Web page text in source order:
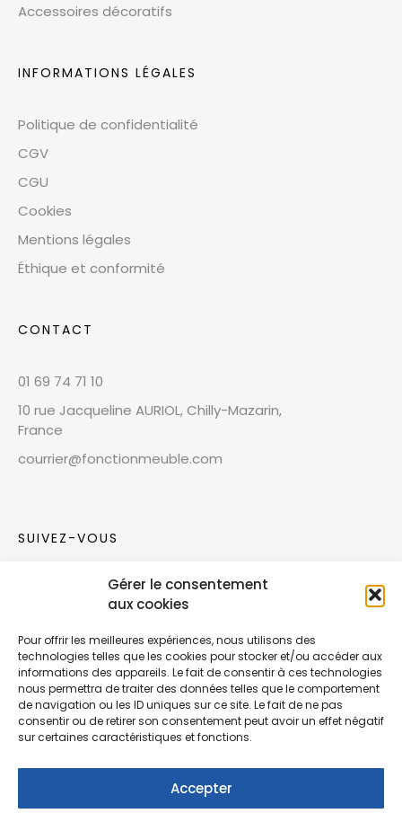
Gérer le consentement
aux cookies
Pour offrir les meilleures expériences, nous utilisons des
technologies telles que les cookies pour stocker et/ou accéder aux
informations des appareils. Le fait de consentir à ces technologies
nous permettra de traiter des données telles que le comportement
de navigation ou les ID uniques sur ce site. Le fait de ne pas
consentir ou de retirer son consentement peut avoir un effet négatif
sur certaines caractéristiques et fonctions.
Accepter
Accessoires décoratifs
INFORMATIONS LÉGALES
Politique de confidentialité
CGV
CGU
Cookies
Mentions légales
Éthique et conformité
CONTACT
01 69 74 71 10
10 rue Jacqueline AURIOL, Chilly-Mazarin,
France
courrier@fonctionmeuble.com
SUIVEZ-VOUS
Rejoignez notre communauté sur les réseaux
Nouvelles collections, vie de l’équipe ou
inspirations : soyez informés de nos dernières
actualités.